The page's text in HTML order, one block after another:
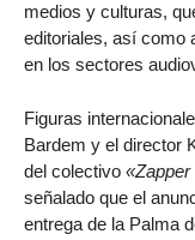
medios y culturas,
editoriales, así como
en los sectores
Figuras
Bardem y el director
del colectivo «Zapper
señalado que el
entrega de la Palma